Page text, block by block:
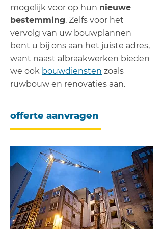
mogelijk voor op hun nieuwe
bestemming. Zelfs voor het
vervolg van uw bouwplannen
bent u bij ons aan het juiste adres,
want naast afbraakwerken bieden
we ook bouwdiensten zoals
ruwbouw en renovaties aan.
offerte aanvragen